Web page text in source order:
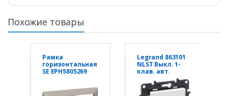
Похожие товары
Рамка
горизонтальная
SE EPH5805269
бронза
Legrand 863101
NLST Выкл. 1-
клав. авт.